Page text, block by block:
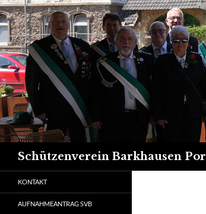
Schützenverein Barkhausen
Suchen
KONTAKT
AUFNAHMEANTRAG SVB